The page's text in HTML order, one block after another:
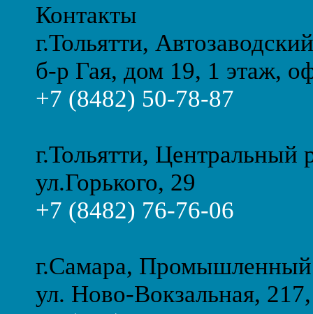
Контакты
г.Тольятти,
б-р Гая, дом 19, 1 этаж,
+7 (8482) 50-78-87
г.Тольятти, Центральный
ул.Горького, 29
+7 (8482) 76-76-06
г.Самара,
ул. Ново-Вокзальная,